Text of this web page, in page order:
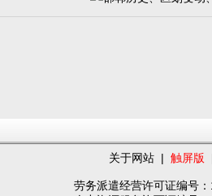
关于网站 | 触屏版
劳务派遣经营许可证编号